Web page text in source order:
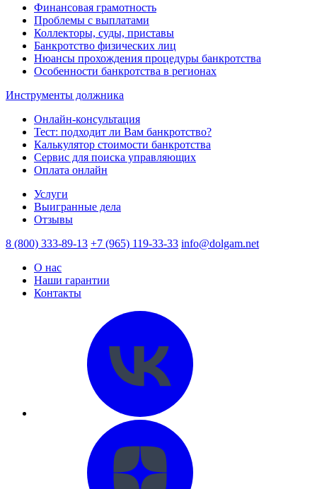
Финансовая грамотность
Проблемы с выплатами
Коллекторы, суды, приставы
Банкротство физических лиц
Нюансы прохождения процедуры банкротства
Особенности банкротства в регионах
Инструменты должника
Онлайн-консультация
Тест: подходит ли Вам банкротство?
Калькулятор стоимости банкротства
Сервис для поиска управляющих
Оплата онлайн
Услуги
Выигранные дела
Отзывы
8 (800) 333-89-13 +7 (965) 119-33-33 info@dolgam.net
О нас
Наши гарантии
Контакты